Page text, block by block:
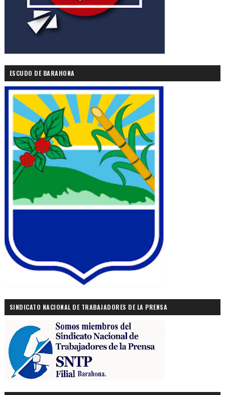
ESCUDO DE BARAHONA
SINDICATO NACIONAL DE TRABAJADORES DE LA PRENSA